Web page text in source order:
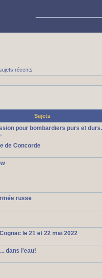
récents
Sujets
pour bombardiers purs et durs.
de Concorde
russe
le 21 et 22 mai 2022
dans l'eau!